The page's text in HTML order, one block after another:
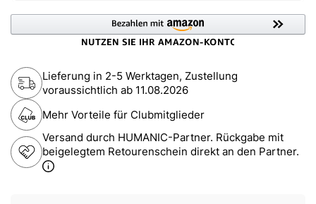
Lieferung in 2-5 Werktagen, Zustellung
voraussichtlich ab 11.08.2026
Mehr Vorteile für Clubmitglieder
Versand durch HUMANIC-Partner. Rückgabe mit
beigelegtem Retourenschein direkt an den Partner.